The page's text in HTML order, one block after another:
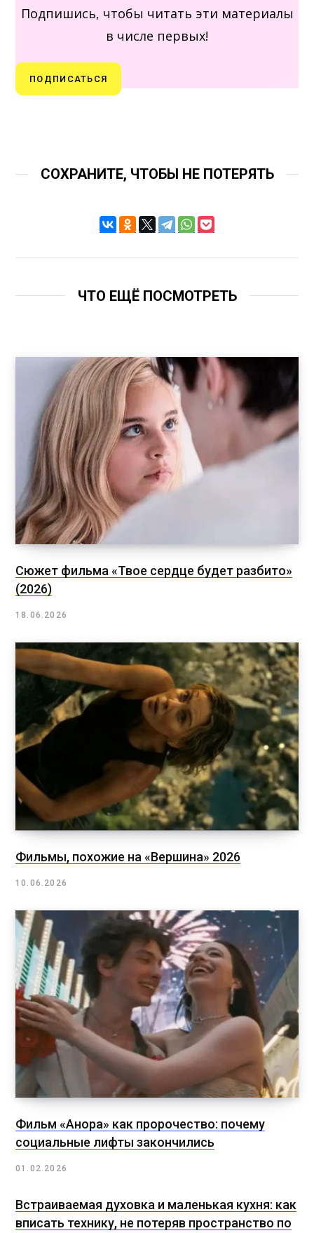
Подпишись, чтобы читать эти материалы
в числе первых!
ПОДПИСАТЬСЯ
СОХРАНИТЕ, ЧТОБЫ НЕ ПОТЕРЯТЬ
ЧТО ЕЩЁ ПОСМОТРЕТЬ
Сюжет фильма «Твое сердце будет разбито»
(2026)
18.06.2026
Фильмы, похожие на «Вершина» 2026
10.06.2026
Фильм «Анора» как пророчество: почему
социальные лифты закончились
01.02.2026
Встраиваемая духовка и маленькая кухня: как
вписать технику, не потеряв пространство по